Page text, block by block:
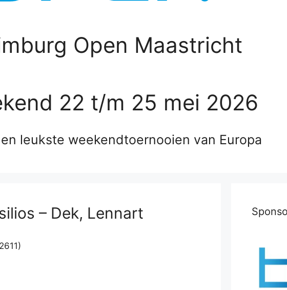
Open Maastricht
22 t/m 25 mei 2026
leukste weekendtoernooien van Europa
– Dek, Lennart